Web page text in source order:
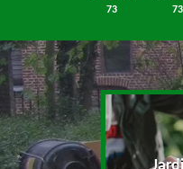
73
73